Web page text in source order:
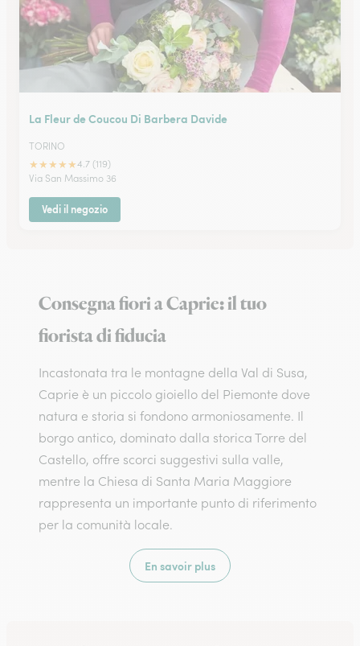
La Fleur de Coucou Di Barbera Davide
TORINO
★★★★★4.7 (119)
Via San Massimo 36
Vedi il negozio
Consegna fiori a Caprie: il tuo
fiorista di fiducia
Incastonata tra le montagne della Val di Susa,
Caprie è un piccolo gioiello del Piemonte dove
natura e storia si fondono armoniosamente. Il
borgo antico, dominato dalla storica Torre del
Castello, offre scorci suggestivi sulla valle,
mentre la Chiesa di Santa Maria Maggiore
rappresenta un importante punto di riferimento
per la comunità locale.
En savoir plus